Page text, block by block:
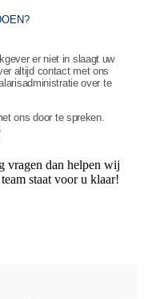
er niet in slaagt uw
altijd contact met ons
over te
ons door te spreken.
vragen dan helpen wij
staat voor u klaar!